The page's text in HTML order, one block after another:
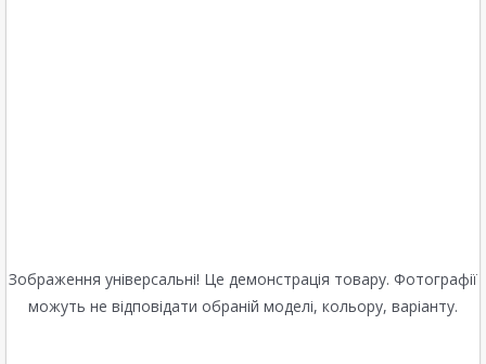
Зображення універсальні! Це демонстрація товару. Фотографії
можуть не відповідати обраній моделі, кольору, варіанту.